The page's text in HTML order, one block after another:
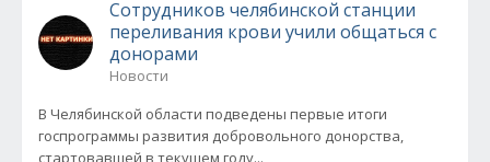
Сотрудников челябинской станции
переливания крови учили общаться с
донорами
Новости
В Челябинской области подведены первые итоги
госпрограммы развития добровольного донорства,
стартовавшей в текущем году...